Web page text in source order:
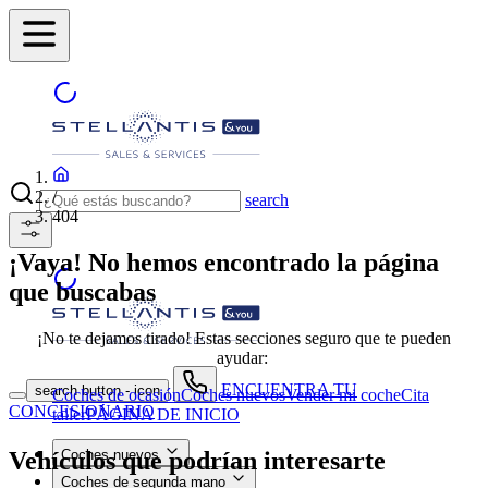
search
search button - icon
ENCUENTRA TU
CONCESIONARIO
Coches nuevos
Coches de segunda mano
/
404
¡Vaya! No hemos encontrado la página
que buscabas
¡No te dejamos tirado! Estas secciones seguro que te pueden
ayudar:
Coches de ocasiónCoches nuevosVender mi cocheCita
tallerPÁGINA DE INICIO
Vehículos que podrían interesarte